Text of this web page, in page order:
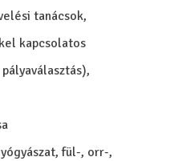
tanácsok,
kapcsolatos
fül-, orr-,